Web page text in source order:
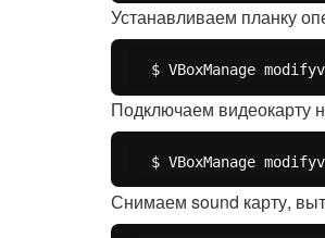
Устанавливаем планку
Подключаем видеокарту
Снимаем sound карту,